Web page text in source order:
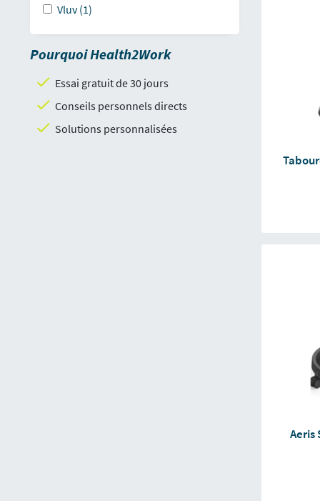
Vluv (1)
Pourquoi Health2Work
Essai gratuit de 30 jours
Conseils personnels directs
Solutions personnalisées
Aeris